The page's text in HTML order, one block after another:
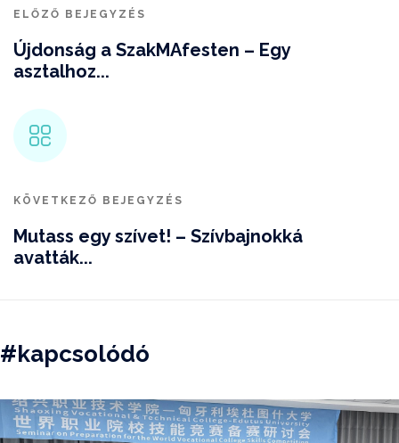
ELŐZŐ BEJEGYZÉS
Újdonság a SzakMAfesten – Egy
asztalhoz...
KÖVETKEZŐ BEJEGYZÉS
Mutass egy szívet! – Szívbajnokká
avatták...
#kapcsolódó